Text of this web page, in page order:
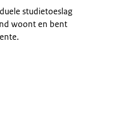
studietoeslag
woont en bent